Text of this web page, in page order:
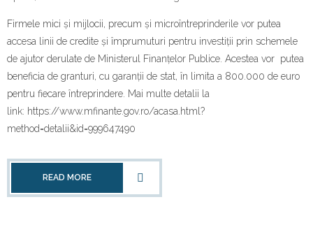
Firmele mici și mijlocii, precum și microîntreprinderile vor putea
accesa linii de credite și împrumuturi pentru investiții prin schemele
de ajutor derulate de Ministerul Finanțelor Publice. Acestea vor putea
beneficia de granturi, cu garanții de stat, în limita a 800.000 de euro
pentru fiecare întreprindere. Mai multe detalii la
link: https://www.mfinante.gov.ro/acasa.html?
method=detalii&id=999647490
READ MORE